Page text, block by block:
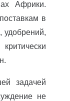
Африки.
в
удобрений,
задачей
не